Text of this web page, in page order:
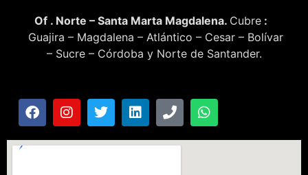
Of . Norte – Santa Marta Magdalena. Cubre :
Guajira – Magdalena – Atlántico – Cesar – Bolívar
– Sucre – Córdoba y Norte de Santander.